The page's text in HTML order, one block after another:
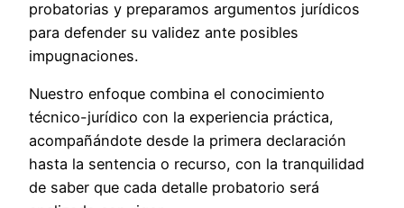
probatorias y preparamos argumentos jurídicos
para defender su validez ante posibles
impugnaciones.
Nuestro enfoque combina el conocimiento
técnico-jurídico con la experiencia práctica,
acompañándote desde la primera declaración
hasta la sentencia o recurso, con la tranquilidad
de saber que cada detalle probatorio será